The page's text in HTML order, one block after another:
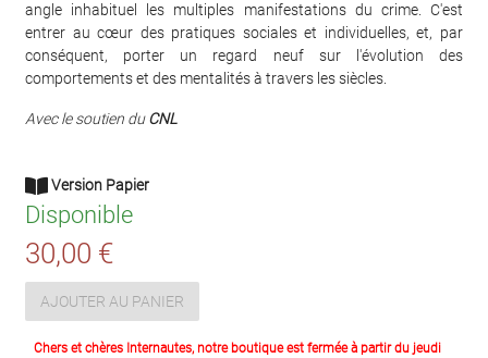
angle inhabituel les multiples manifestations du crime. C'est
entrer au cœur des pratiques sociales et individuelles, et, par
conséquent, porter un regard neuf sur l'évolution des
comportements et des mentalités à travers les siècles.
Avec le soutien duCNL
Version Papier
Disponible
30,00 €
AJOUTER AU PANIER
Chers et chères Internautes, notre boutique est fermée à partir du jeudi